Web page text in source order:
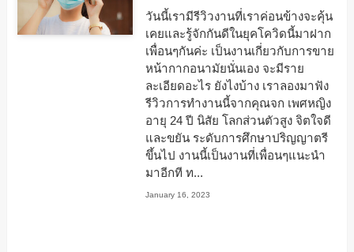
วันนี้เรามีรีวิวงานที่เราค่อนข้างจะคุ้น
เคยและรู้จักกันดีในยุคโควิดนี้มาฝาก
เพื่อนๆกันค่ะ เป็นงานเกี่ยวกับการขาย
หน้ากากอนามัยนั่นเอง จะมีราย
ละเอียดอะไร ยังไงบ้าง เราลองมาฟัง
รีวิวการทำงานนี้จากคุณจก เพศหญิง
อายุ 24 ปี นิสัย โลกส่วนตัวสูง จิตใจดี
และขยัน ระดับการศึกษาปริญญาตรี
ขึ้นไป งานนี้เป็นงานที่เพื่อนๆแนะนำ
มาอีกที ท...
January 16, 2023